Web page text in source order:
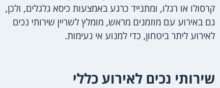
קרסולו או רגלו, ומתנייד כרגע באמצעות כיסא גלגלים, ולכן,
גם באירוע עם מוזמנים מראש, מומלץ לשריין שירותי נכים
לאירוע ליתר ביטחון, כדי למנוע אי נעימות.
שירותי נכים לאירוע כללי